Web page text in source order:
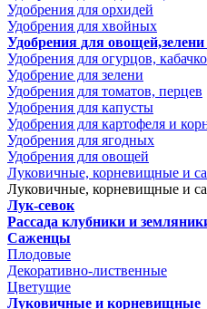
Удобрения для орхидей
Удобрения для хвойных
Удобрения для овощей,зелени
Удобрения для огурцов,
Удобрение для зелени
Удобрения для томатов, перцев
Удобрения для капусты
Удобрения для картофеля и
Удобрения для ягодных
Удобрения для овощей
Луковичные, корневищные и
Луковичные, корневищные и
Лук-севок
Рассада клубники и
Саженцы
Плодовые
Декоративно-лиственные
Цветущие
Луковичные и корневищные